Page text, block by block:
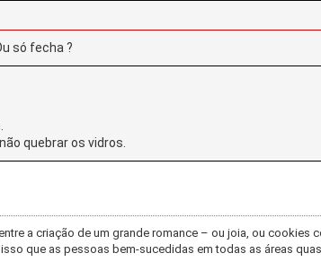
só fecha ?
quebrar os vidros.
a criação de um grande romance – ou joia, ou
que as pessoas bem-sucedidas em todas as áreas